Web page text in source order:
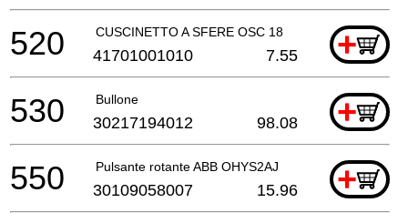
CUSCINETTO A SFERE OSC 18 +
520 41701001010 7.55
Bullone +
530 30217194012 98.08
Pulsante rotante ABB OHYS2AJ +
550 30109058007 15.96